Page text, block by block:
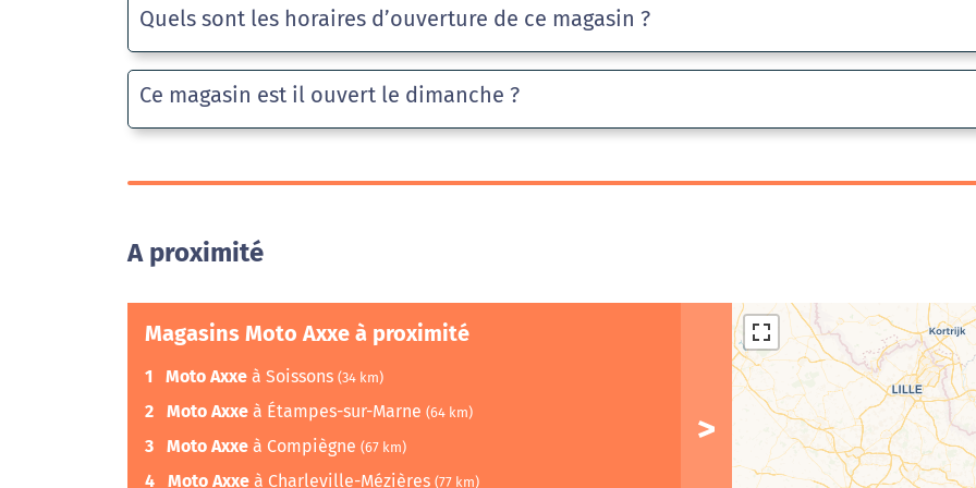
Quels sont les horaires d’ouverture de ce magasin ?
Ce magasin est il ouvert le dimanche ?
A proximité
Magasins Moto Axxe à proximité
1 Moto Axxe à Soissons (34 km)
2 Moto Axxe à Étampes-sur-Marne (64 km)
3 Moto Axxe à Compiègne (67 km)
4 Moto Axxe à Charleville-Mézières (77 km)